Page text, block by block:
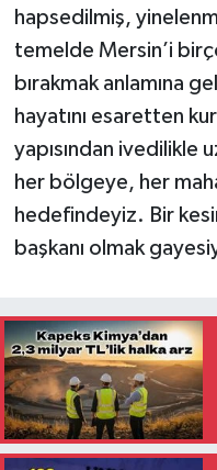
hapsedilmiş,
temelde Mersin’i
bırakmak anlamına
hayatını esaretten
yapısından ivedilikle
her bölgeye, her
hedefindeyiz. Bir
başkanı olmak